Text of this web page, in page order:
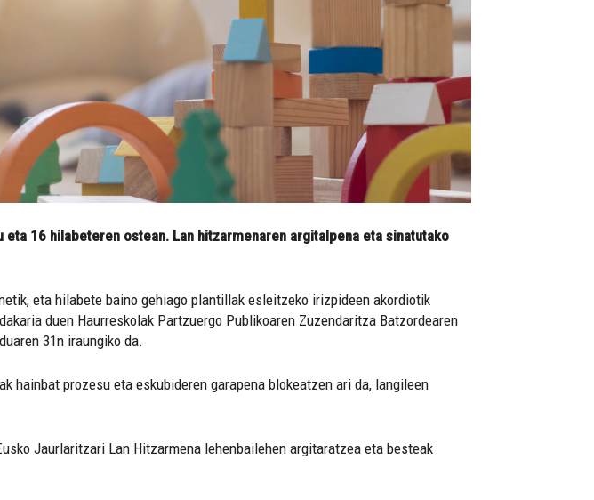
16 hilabeteren ostean. Lan hitzarmenaren argitalpena eta sinatutako
eta hilabete baino gehiago plantillak esleitzeko irizpideen akordiotik
duen Haurreskolak Partzuergo Publikoaren Zuzendaritza Batzordearen
31n iraungiko da.
hainbat prozesu eta eskubideren garapena blokeatzen ari da, langileen
Jaurlaritzari Lan Hitzarmena lehenbailehen argitaratzea eta besteak